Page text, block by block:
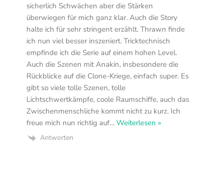
sicherlich Schwächen aber die Stärken
überwiegen für mich ganz klar. Auch die Story
halte ich für sehr stringent erzählt. Thrawn finde
ich nun viel besser inszeniert. Tricktechnisch
empfinde ich die Serie auf einem hohen Level.
Auch die Szenen mit Anakin, insbesondere die
Rückblicke auf die Clone-Kriege, einfach super. Es
gibt so viele tolle Szenen, tolle
Lichtschwertkämpfe, coole Raumschiffe, auch das
Zwischenmenschliche kommt nicht zu kurz. Ich
freue mich nun richtig auf… Weiterlesen »
Antworten